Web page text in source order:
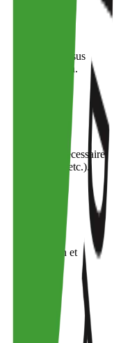
pour le processus
approbation.
nécessaire
sociale, etc.).
installation et
place.